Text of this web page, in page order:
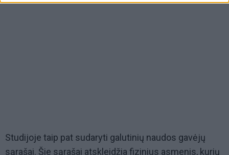
Studijoje taip pat sudaryti galutinių naudos gavėjų
sąrašai. Šie sąrašai atskleidžia fizinius asmenis, kurių